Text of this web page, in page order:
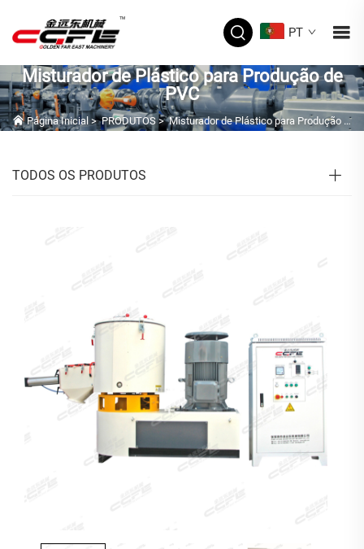
PT
Misturador de Plástico para Produção de
PVC
Página Inicial >PRODUTOS>Misturador de Plástico para Produção de PVC
TODOS OS PRODUTOS